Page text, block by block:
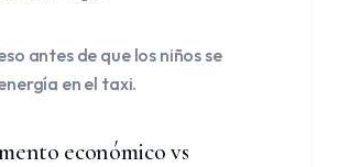
antes de que los niños se
en el taxi.
económico vs